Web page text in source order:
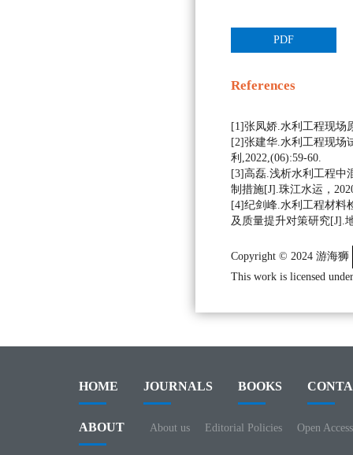
PDF
References
[1]张凤娇.水利工程现场
[2]张建华.水利工程现场
利,2022,(06):59-60.
[3]高磊.浅析水利工程中
制措施[J].珠江水运，
[4]纪剑峰.水利工程材料
及质量提升对策研究[J].
Copyright © 2024 游海狮
This work is licensed
HOME JOURNALS BOOKS
ABOUT About us Editorial Policies Open